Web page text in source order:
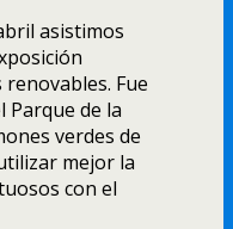
asistimos
Fue
Parque de la
verdes de
mejor la
con el